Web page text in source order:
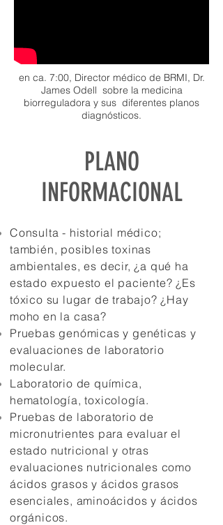
en ca. 7:00, Director médico de BRMI, Dr.
James Odell sobre la medicina
biorreguladora y sus diferentes planos
diagnósticos.
PLANO
INFORMACIONAL
Consulta - historial médico;
también, posibles toxinas
ambientales, es decir, ¿a qué ha
estado expuesto el paciente? ¿Es
tóxico su lugar de trabajo? ¿Hay
moho en la casa?
Pruebas genómicas y genéticas y
evaluaciones de laboratorio
molecular.
Laboratorio de química,
hematología, toxicología.
Pruebas de laboratorio de
micronutrientes para evaluar el
estado nutricional y otras
evaluaciones nutricionales como
ácidos grasos y ácidos grasos
esenciales, aminoácidos y ácidos
orgánicos.